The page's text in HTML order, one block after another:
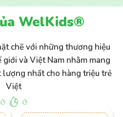
WelKids®
chẽ với những thương hiệu
và Việt Nam nhằm mang
nhất cho hàng triệu trẻ
Việt